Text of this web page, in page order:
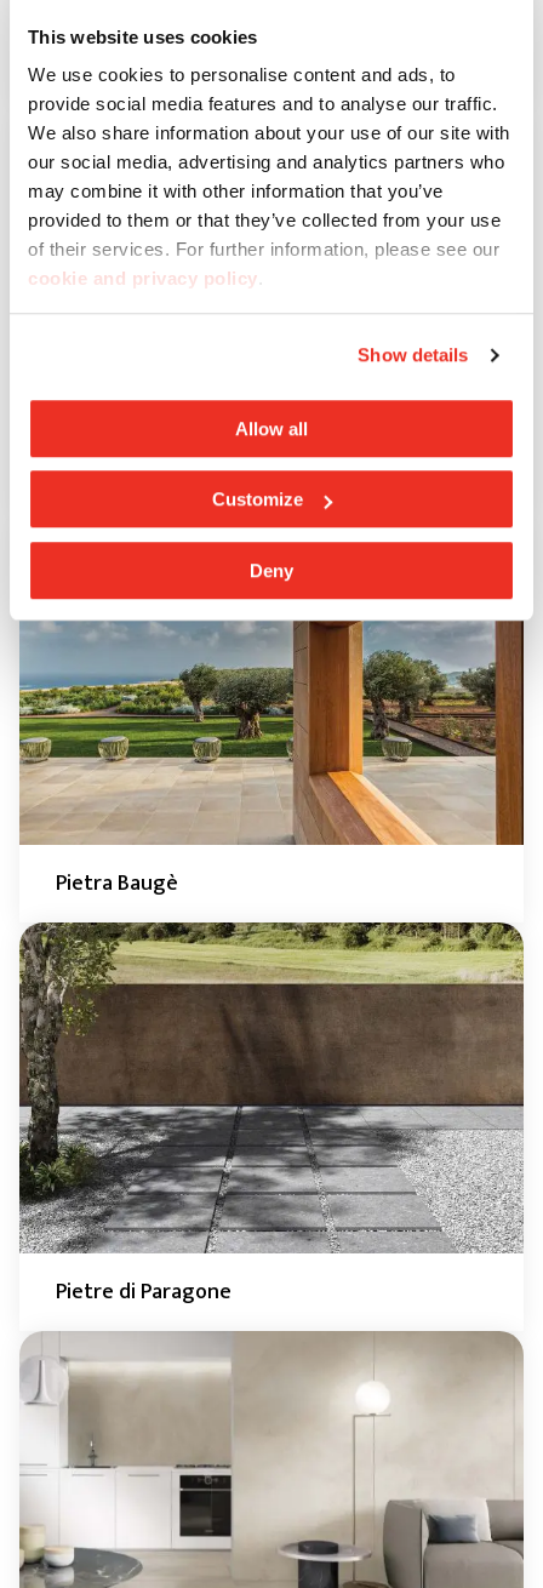
This website uses cookies
We use cookies to personalise content and ads, to
provide social media features and to analyse our traffic.
We also share information about your use of our site with
our social media, advertising and analytics partners who
may combine it with other information that you’ve
provided to them or that they’ve collected from your use
of their services. For further information, please see our
cookie and privacy policy.
Show details
Allow all
Customize
Deny
Lavagna
Meteor
Pietra Baugè
Pietre di Paragone